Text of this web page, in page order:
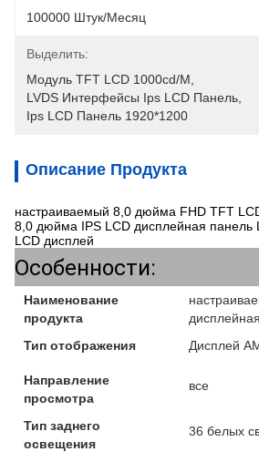
100000 Штук/месяц
Выделить:
Модуль TFT LCD 1000cd/m
LVDS Интерфейсы Ips LCD Панель
Ips LCD Панель 1920*1200
Описание Продукта
настраиваемый 8,0 дюйма FHD TFT
8,0 дюйма IPS LCD дисплейная панель
LCD дисплей
Особенности:
Наименование
продукта
Тип отображения
Дисплей
Направление
просмотра
все
Тип заднего
освещения
36 белых